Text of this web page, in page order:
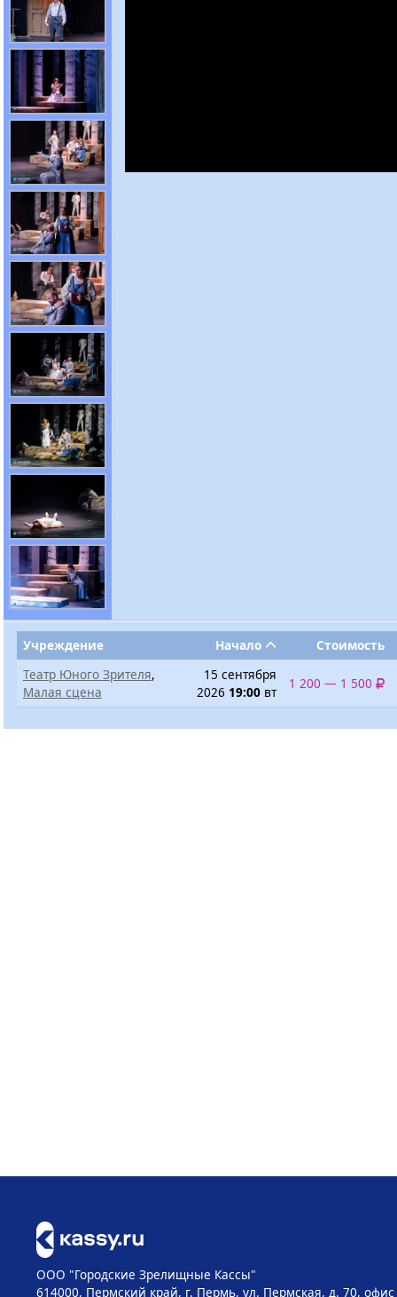
Учреждение Начало
Стоимость
Театр Юного Зрителя,
Малая сцена
15 сентября
2026 19:00 вт
1 200 — 1 500
ООО "Городские Зрелищные Кассы"
614000, Пермский край, г. Пермь, ул. Пермская, д. 70, офис